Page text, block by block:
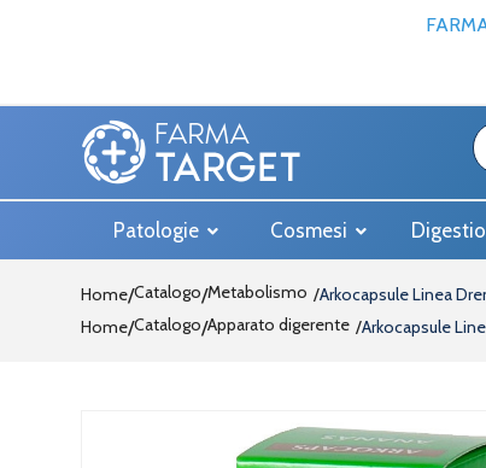
Patologie Cosmesi
Home Catalogo/Metabolismo Arkocapsule Linea
Home Catalogo/Apparato digerente Arkocapsule